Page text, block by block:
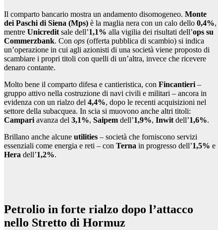
Il comparto bancario mostra un andamento disomogeneo. Monte
dei Paschi di Siena (Mps) è la maglia nera con un calo dello 0,4%,
mentre Unicreditsale dell’1,1% alla vigilia dei risultati dell’ops su
Commerzbank. Con ops (offerta pubblica di scambio) si indica
un’operazione in cui agli azionisti di una società viene proposto di
scambiare i propri titoli con quelli di un’altra, invece che ricevere
denaro contante.
Molto bene il comparto difesa e cantieristica, con Fincantieri–
gruppo attivo nella costruzione di navi civili e militari – ancora in
evidenza con un rialzo del 4,4%, dopo le recenti acquisizioni nel
settore della subacquea. In scia si muovono anche altri titoli:
Campariavanza del 3,1%, Saipem dell’1,9%, Inwitdell’1,6%.
Brillano anche alcune utilities – società che forniscono servizi
essenziali come energia e reti – con Terna in progresso dell’1,5% e
Hera dell’1,2%.
Petrolio in forte rialzo dopo l’attacco
nello Stretto di Hormuz